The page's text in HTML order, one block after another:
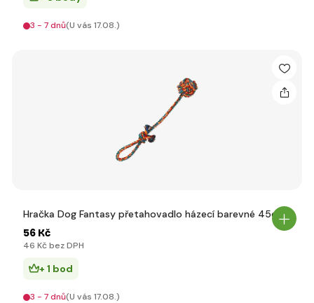
3 - 7 dnů(U vás 17.08.)
Hračka Dog Fantasy přetahovadlo házecí barevné 45cm
56 Kč
46 Kč bez DPH
+ 1 bod
3 - 7 dnů(U vás 17.08.)